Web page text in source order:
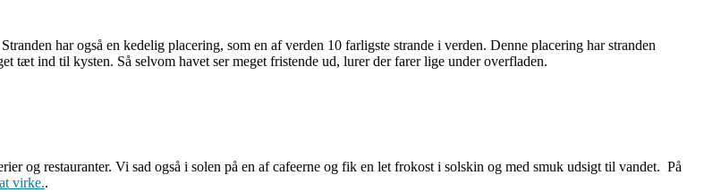
har også en kedelig placering, som en af verden 10 farligste strande i verden. Denne placering har stranden
tæt ind til kysten. Så selvom havet ser meget fristende ud, lurer der farer lige under overfladen.
og restauranter. Vi sad også i solen på en af cafeerne og fik en let frokost i solskin og med smuk udsigt til vandet. På
virke..